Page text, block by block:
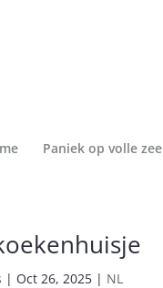
Paniek op volle zee
| Oct 26, 2025 | NL